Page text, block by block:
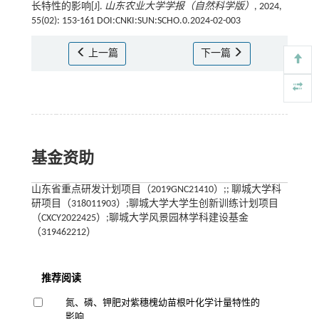
长特性的影响[J]. 山东农业大学学报（自然科学版） , 2024,
55(02): 153-161 DOI:CNKI:SUN:SCHO.0.2024-02-003
上一篇 下一篇
基金资助
山东省重点研发计划项目（2019GNC21410）;; 聊城大学科
研项目（318011903）;聊城大学大学生创新训练计划项目
（CXCY2022425）;聊城大学风景园林学科建设基金
（319462212）